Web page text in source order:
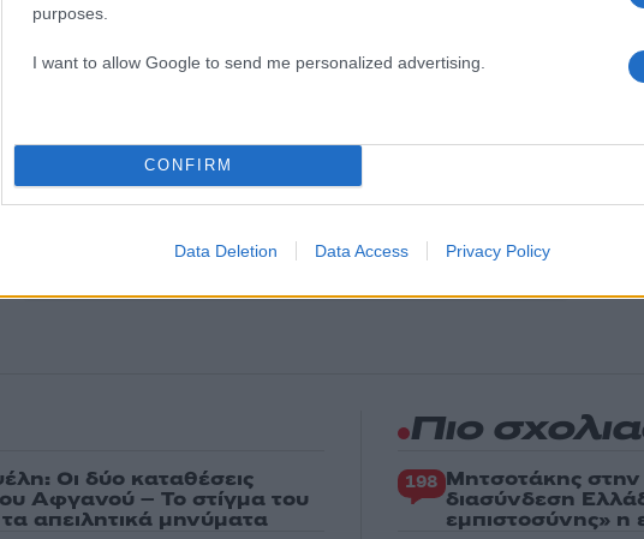
purposes.
I want to allow Google to send me personalized advertising.
CONFIRM
Data Deletion Data Access Privacy Policy
Share:
πρώτοι για όλη την ειδησεογραφία και τατελευταία νέατης
Οι δύο καταθέσεις
Αφγανού – Το στίγμα του
απειλητικά μηνύματα
Πιο
198 Μητσοτάκης
διασύνδεση
εμπιστοσύνης» η